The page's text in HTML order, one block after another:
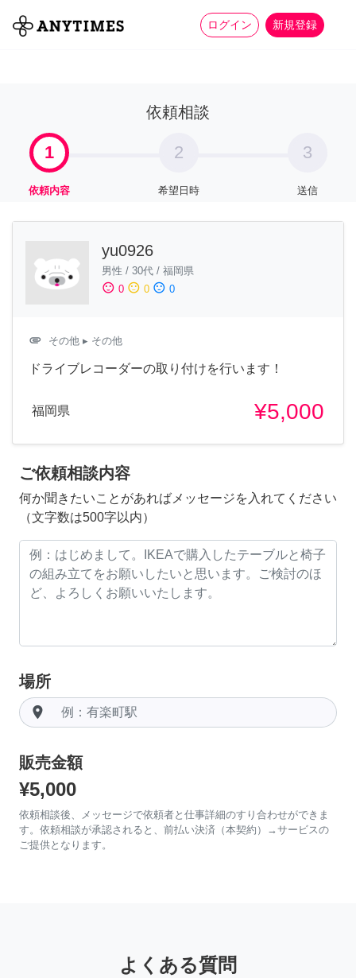
ログイン 新規登録
全て 家事 more_horiz
依頼相談
1
依頼内容
2
希望日時
3
送信
yu0926
男性 / 30代 / 福岡県
sentiment_satisfied 0 sentiment_neutral 0 sentiment_dissatisfied 0
attachment その他 ▸ その他
ドライブレコーダーの取り付けを行います！
福岡県 ¥5,000
ご依頼相談内容
何か聞きたいことがあればメッセージを入れてください
（文字数は500字以内）
場所
room
販売金額
¥5,000
依頼相談後、メッセージで依頼者と仕事詳細のすり合わせができま
す。依頼相談が承認されると、前払い決済（本契約）→サービスの
ご提供となります。
よくある質問